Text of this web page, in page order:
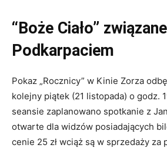
“Boże Ciało”
Podkarpaciem
Pokaz „Rocznicy” w Kinie Zorza
kolejny piątek (21 listopada) o godz.
seansie zaplanowano spotkanie z
otwarte dla widzów posiadających
cenie 25 zł wciąż są w sprzedaży za